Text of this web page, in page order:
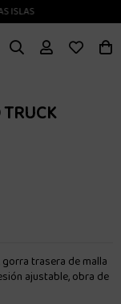
CANARIAS
trasera de malla
ajustable, obra de